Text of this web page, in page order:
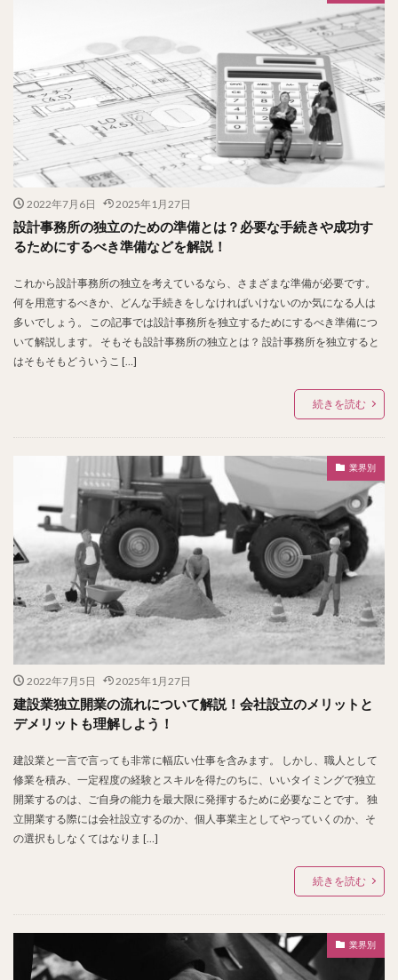
2022年7月6日 2025年1月27日
設計事務所の独立のための準備とは？必要な手続きや成功す
るためにするべき準備などを解説！
これから設計事務所の独立を考えているなら、さまざまな準備が必要です。
何を用意するべきか、どんな手続きをしなければいけないのか気になる人は
多いでしょう。 この記事では設計事務所を独立するためにするべき準備につ
いて解説します。 そもそも設計事務所の独立とは？ 設計事務所を独立すると
はそもそもどういうこ […]
続きを読む
業界別
2022年7月5日 2025年1月27日
建設業独立開業の流れについて解説！会社設立のメリットと
デメリットも理解しよう！
建設業と一言で言っても非常に幅広い仕事を含みます。 しかし、職人として
修業を積み、一定程度の経験とスキルを得たのちに、いいタイミングで独立
開業するのは、ご自身の能力を最大限に発揮するために必要なことです。 独
立開業する際には会社設立するのか、個人事業主としてやっていくのか、そ
の選択もしなくてはなりま […]
続きを読む
業界別